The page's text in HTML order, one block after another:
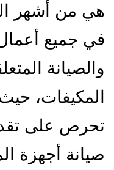
هي من أشهر
في جميع
والصيانة
المكيفات،
تحرص على
صيانة أجهزة